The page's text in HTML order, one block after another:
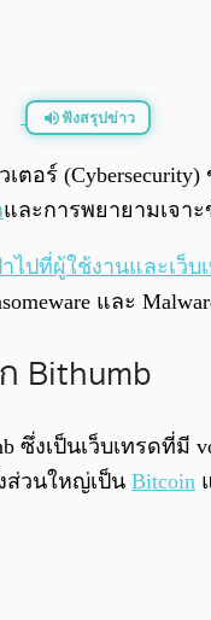
ฟังสรุปข่าว
ร์ (Cybersecurity)
และการพยายามเจา
ไปที่ผู้ใช้งานและเว็บ
และ
Bithumb
ซึ่งเป็นเว็บเทรดที่
ส่วนใหญ่เป็น Bitcoin